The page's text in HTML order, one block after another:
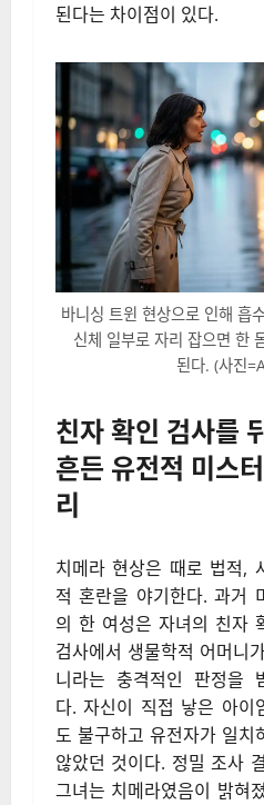
된다는 차이점이 있다.
바니싱 트윈 현상으로 인해 흡
신체 일부로 자리 잡으면 한
된다. (사진
친자 확인 검사를
흔든 유전적 미스터
리
치메라 현상은 때로 법적,
적 혼란을 야기한다. 과거
의 한 여성은 자녀의 친자
검사에서 생물학적 어머니
니라는 충격적인 판정을
다. 자신이 직접 낳은 아이
도 불구하고 유전자가 일치
않았던 것이다. 정밀 조사
그녀는 치메라였음이 밝혀